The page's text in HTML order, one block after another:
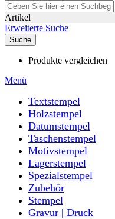
Artikel
Erweiterte Suche
Suche
Produkte vergleichen
Menü
Textstempel
Holzstempel
Datumstempel
Taschenstempel
Motivstempel
Lagerstempel
Spezialstempel
Zubehör
Stempel
Gravur | Druck